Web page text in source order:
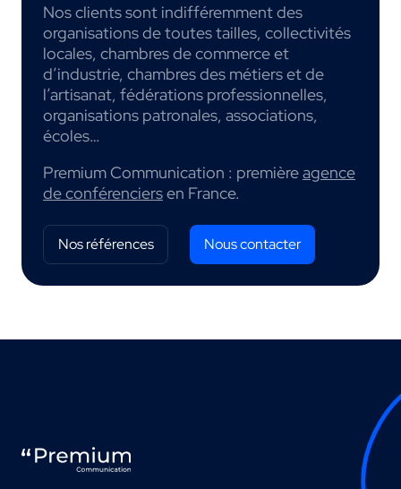
Nos clients sont indifféremment des
organisations de toutes tailles, collectivités
locales, chambres de commerce et
d’industrie, chambres des métiers et de
l’artisanat, fédérations professionnelles,
organisations patronales, associations,
écoles…
Premium Communication : premièreagence
de conférenciersen France.
Nos références Nous contacter